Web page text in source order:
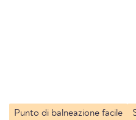
Punto di balneazione facile